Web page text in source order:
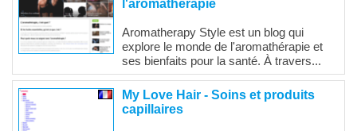
l'aromathérapie
Aromatherapy Style est un blog qui
explore le monde de l'aromathérapie et
ses bienfaits pour la santé. À travers...
My Love Hair - Soins et produits
capillaires